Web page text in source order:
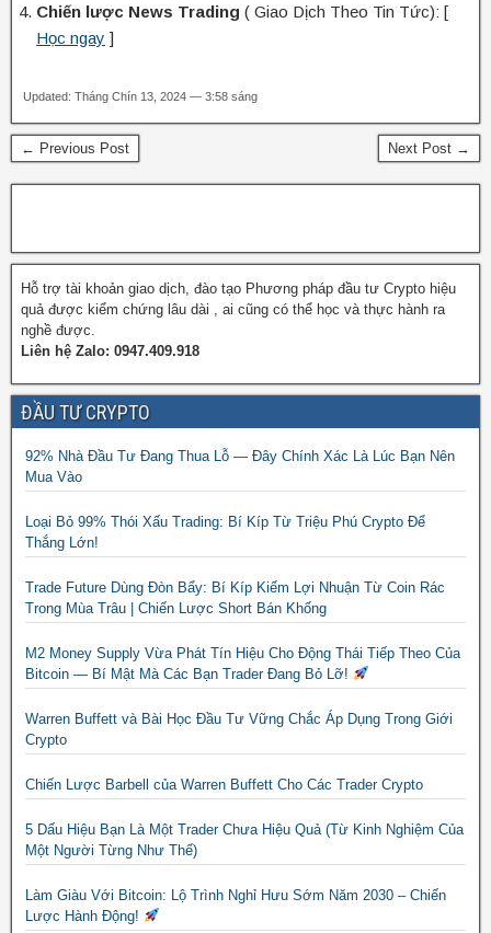
Chiến lược News Trading ( Giao Dịch Theo Tin Tức): [
Học ngay ]
Updated: Tháng Chín 13, 2024 — 3:58 sáng
← Previous Post Next Post →
Hỗ trợ tài khoản giao dịch, đào tạo Phương pháp đầu tư Crypto hiệu
quả được kiểm chứng lâu dài , ai cũng có thể học và thực hành ra
nghề được.
Liên hệ Zalo: 0947.409.918
ĐẦU TƯ CRYPTO
92% Nhà Đầu Tư Đang Thua Lỗ — Đây Chính Xác Là Lúc Bạn Nên
Mua Vào
Loại Bỏ 99% Thói Xấu Trading: Bí Kíp Từ Triệu Phú Crypto Để
Thắng Lớn!
Trade Future Dùng Đòn Bẩy: Bí Kíp Kiếm Lợi Nhuận Từ Coin Rác
Trong Mùa Trâu | Chiến Lược Short Bán Khống
M2 Money Supply Vừa Phát Tín Hiệu Cho Động Thái Tiếp Theo Của
Bitcoin — Bí Mật Mà Các Bạn Trader Đang Bỏ Lỡ!
Warren Buffett và Bài Học Đầu Tư Vững Chắc Áp Dụng Trong Giới
Crypto
Chiến Lược Barbell của Warren Buffett Cho Các Trader Crypto
5 Dấu Hiệu Bạn Là Một Trader Chưa Hiệu Quả (Từ Kinh Nghiệm Của
Một Người Từng Như Thế)
Làm Giàu Với Bitcoin: Lộ Trình Nghỉ Hưu Sớm Năm 2030 – Chiến
Lược Hành Động!